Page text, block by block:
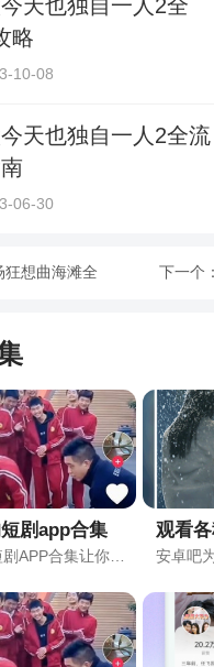
天也独自一人2全
略
10-08
天也独自一人2全流
06-30
狂想曲海滩全 下一个：
剧app合集
有创意的短剧APP合集让你足不出户完成你的目的，这份合集在小编的整理后确保每一个软件都是当下比较热门的，同时也是比较好用的软件，这些软件具有高效、免费、内存小、优化好等特点，用户可以直接在本站下载使用。